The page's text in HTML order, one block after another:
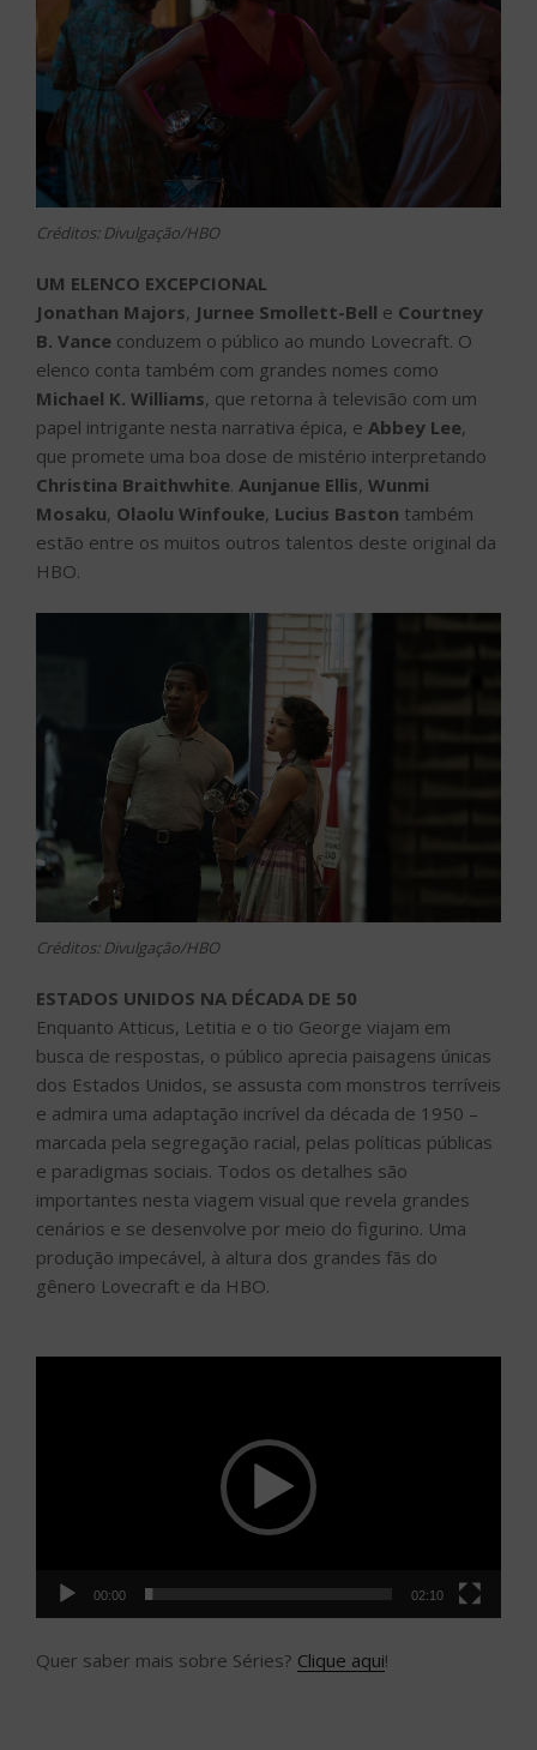
Créditos: Divulgação/HBO
UM ELENCO EXCEPCIONAL
Jonathan Majors, Jurnee Smollett-Bell e Courtney
B. Vance conduzem o público ao mundo Lovecraft. O
elenco conta também com grandes nomes como
Michael K. Williams, que retorna à televisão com um
papel intrigante nesta narrativa épica, e Abbey Lee,
que promete uma boa dose de mistério interpretando
Christina Braithwhite. Aunjanue Ellis, Wunmi
Mosaku, Olaolu Winfouke, Lucius Baston também
estão entre os muitos outros talentos deste original da
HBO.
Créditos: Divulgação/HBO
ESTADOS UNIDOS NA DÉCADA DE 50
Enquanto Atticus, Letitia e o tio George viajam em
busca de respostas, o público aprecia paisagens únicas
dos Estados Unidos, se assusta com monstros terríveis
e admira uma adaptação incrível da década de 1950 –
marcada pela segregação racial, pelas políticas públicas
e paradigmas sociais. Todos os detalhes são
importantes nesta viagem visual que revela grandes
cenários e se desenvolve por meio do figurino. Uma
produção impecável, à altura dos grandes fãs do
gênero Lovecraft e da HBO.
00:00 02:10
Quer saber mais sobre Séries? Clique aqui!